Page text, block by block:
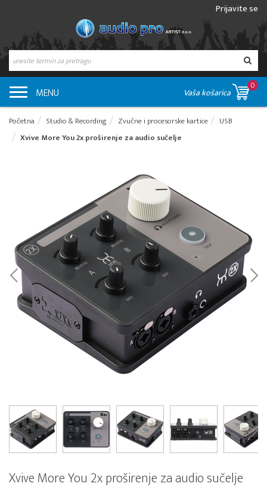
Prijavite se
MENU Vaša košarica
0
Početna Studio & Recording Zvučne i procesorske kartice
USB
Xvive More You 2x proširenje za audio sučelje
Xvive More You 2x proširenje za audio sučelje